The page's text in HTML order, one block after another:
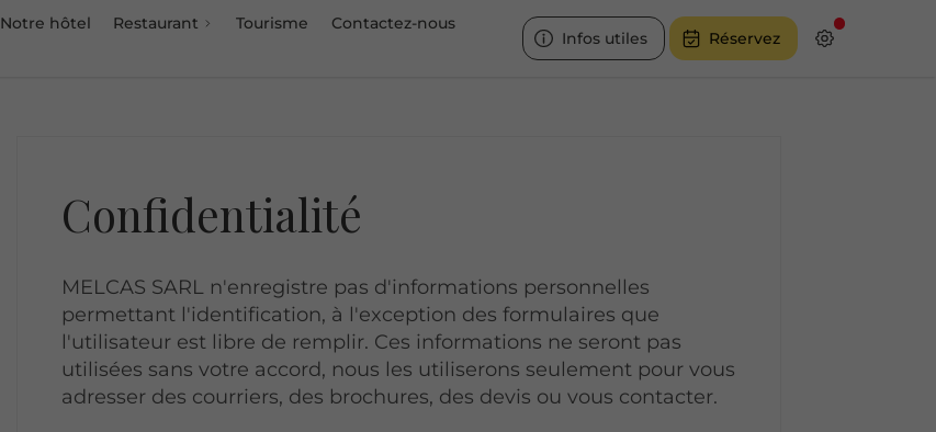
Notre hôtel Restaurant Tourisme
Contactez-nous
Infos utiles Réservez
Confidentialité
MELCAS SARL n'enregistre pas d'informations personnelles
permettant l'identification, à l'exception des formulaires que
l'utilisateur est libre de remplir. Ces informations ne seront pas
utilisées sans votre accord, nous les utiliserons seulement pour vous
adresser des courriers, des brochures, des devis ou vous contacter.